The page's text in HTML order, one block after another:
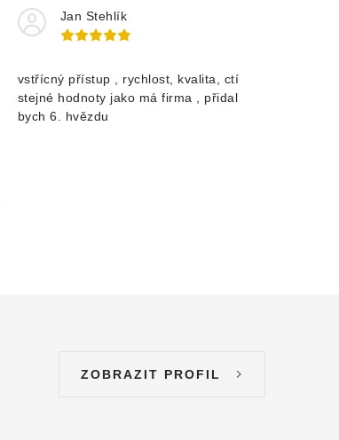
Jan Stehlík
vstřícný přístup , rychlost, kvalita, ctí
stejné hodnoty jako má firma , přidal
bych 6. hvězdu
ZOBRAZIT PROFIL